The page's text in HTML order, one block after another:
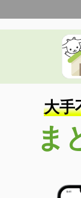
大分県大分市大
大分県大分市羽
大手
ま